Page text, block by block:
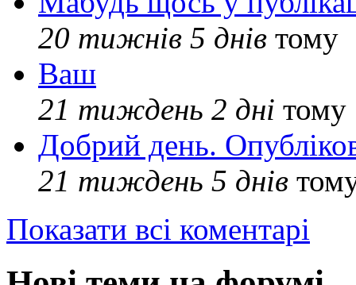
20 тижнів 5 днів тому
Ваш
21 тиждень 2 дні тому
Добрий день.
21 тиждень 5 днів
Показати всі коментарі